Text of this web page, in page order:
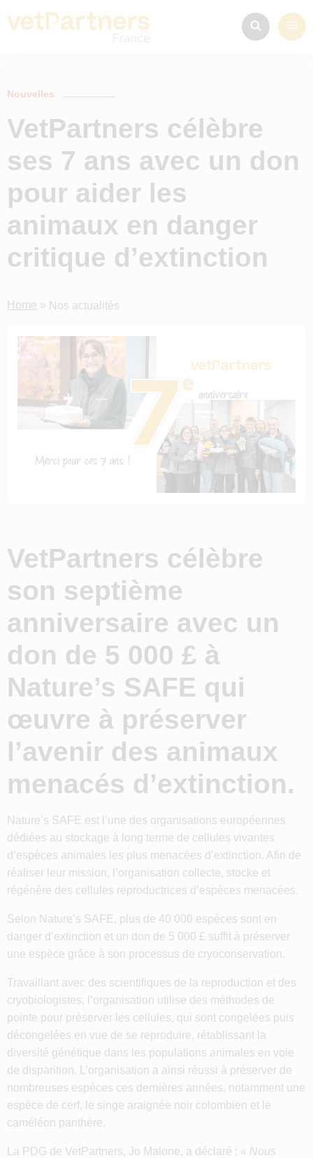
Nouvelles
VetPartners célèbre
ses 7 ans avec un don
pour aider les
animaux en danger
critique d’extinction
Home » Nos actualités
VetPartners célèbre
son septième
anniversaire avec un
don de 5 000 £ à
Nature’s SAFE qui
œuvre à préserver
l’avenir des animaux
menacés d’extinction.
Nature’s SAFE est l’une des organisations européennes
dédiées au stockage à long terme de cellules vivantes
d’espèces animales les plus menacées d’extinction. Afin de
réaliser leur mission, l’organisation collecte, stocke et
régénère des cellules reproductrices d’espèces menacées.
Selon Nature’s SAFE, plus de 40 000 espèces sont en
danger d’extinction et un don de 5 000 £ suffit à préserver
une espèce grâce à son processus de cryoconservation.
Travaillant avec des scientifiques de la reproduction et des
cryobiologistes, l’organisation utilise des méthodes de
pointe pour préserver les cellules, qui sont congelées puis
décongelées en vue de se reproduire, rétablissant la
diversité génétique dans les populations animales en voie
de disparition. L’organisation a ainsi réussi à préserver de
nombreuses espèces ces dernières années, notamment une
espèce de cerf, le singe araignée noir colombien et le
caméléon panthère.
La PDG de VetPartners, Jo Malone, a déclaré : « Nous